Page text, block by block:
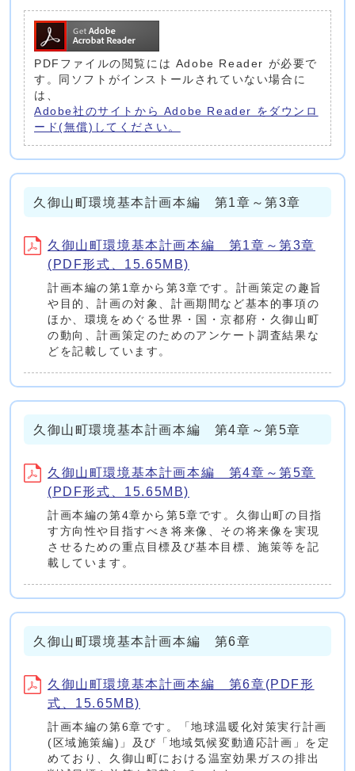
PDFファイルの閲覧には Adobe Reader が必要で
す。同ソフトがインストールされていない場合に
は、
Adobe社のサイトから Adobe Reader をダウンロ
ード(無償)してください。
久御山町環境基本計画本編 第1章～第3章
久御山町環境基本計画本編 第1章～第3章
(PDF形式、15.65MB)
計画本編の第1章から第3章です。計画策定の趣旨
や目的、計画の対象、計画期間など基本的事項の
ほか、環境をめぐる世界・国・京都府・久御山町
の動向、計画策定のためのアンケート調査結果な
どを記載しています。
久御山町環境基本計画本編 第4章～第5章
久御山町環境基本計画本編 第4章～第5章
(PDF形式、15.65MB)
計画本編の第4章から第5章です。久御山町の目指
す方向性や目指すべき将来像、その将来像を実現
させるための重点目標及び基本目標、施策等を記
載しています。
久御山町環境基本計画本編 第6章
久御山町環境基本計画本編 第6章(PDF形
式、15.65MB)
計画本編の第6章です。「地球温暖化対策実行計画
(区域施策編)」及び「地域気候変動適応計画」を定
めており、久御山町における温室効果ガスの排出